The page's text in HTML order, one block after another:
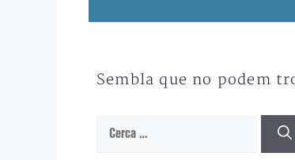
Sembla que no podem
Cerca: